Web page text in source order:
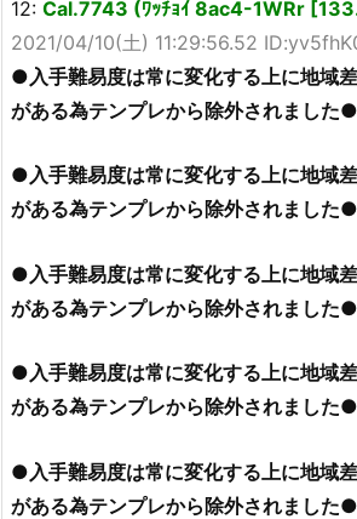
12: Cal.7743 (ﾜｯﾁｮｲ 8ac4-1WRr
2021/04/10(土) 11:29:56.52
●入手難易度は常に変化する上に地域
がある為テンプレから除外されました●
●入手難易度は常に変化する上に地域
がある為テンプレから除外されました●
●入手難易度は常に変化する上に地域
がある為テンプレから除外されました●
●入手難易度は常に変化する上に地域
がある為テンプレから除外されました
●入手難易度は常に変化する上に地域
がある為テンプレから除外されました●